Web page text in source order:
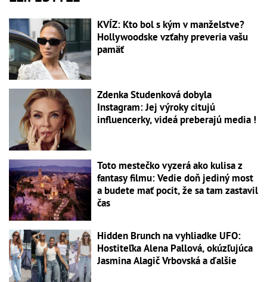
KVÍZ: Kto bol s kým v manželstve?
Hollywoodske vzťahy preveria vašu
pamäť
Zdenka Studenková dobyla
Instagram: Jej výroky citujú
influencerky, videá preberajú media !
Toto mestečko vyzerá ako kulisa z
fantasy filmu: Vedie doň jediný most
a budete mať pocit, že sa tam zastavil
čas
Hidden Brunch na vyhliadke UFO:
Hostiteľka Alena Pallová, okúzľujúca
Jasmina Alagič Vrbovská a ďalšie